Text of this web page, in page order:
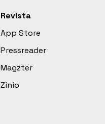
Revista
App Store
Pressreader
Magzter
Zinio